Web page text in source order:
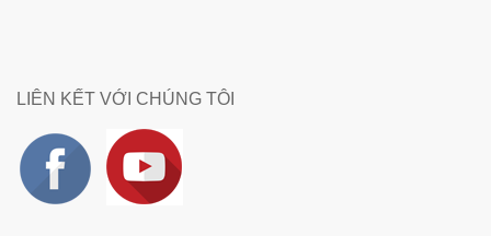
LIÊN KẾT VỚI CHÚNG TÔI